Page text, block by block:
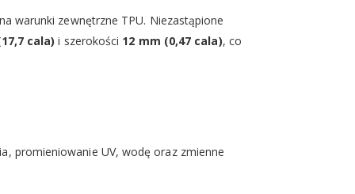
warunki zewnętrzne TPU. Niezastąpione
cala) i szerokości 12 mm (0,47 cala), co
promieniowanie UV, wodę oraz zmienne